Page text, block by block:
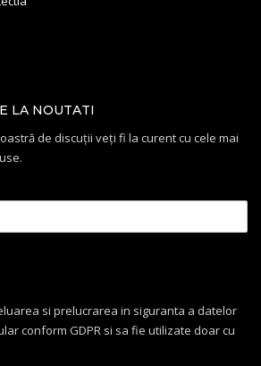
LA NOUTATI
de discuții veți fi la curent cu cele mai
si prelucrarea in siguranta a datelor
conform GDPR si sa fie utilizate doar cu